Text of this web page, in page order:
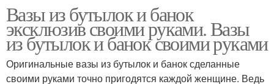
Вазы из бутылок и банок
эксклюзив своими руками. Вазы
из бутылок и банок своими руками
Оригинальные вазы из бутылок и банок сделанные
своими руками точно пригодятся каждой женщине. Ведь